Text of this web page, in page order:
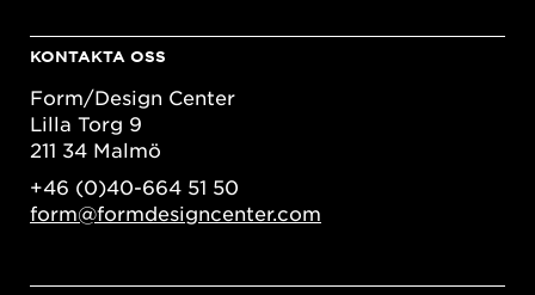
KONTAKTA OSS
Form/Design Center
Lilla Torg 9
211 34 Malmö
+46 (0)40-664 51 50
form@formdesigncenter.com